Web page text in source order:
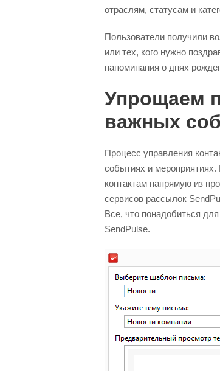
отраслям, статусам и
Пользователи получили
или тех, кого нужно
напоминания о днях
Упрощаем
важных
Процесс управления
событиях и
контактам напрямую из
сервисов рассылок
Все, что понадобиться
SendPulse.